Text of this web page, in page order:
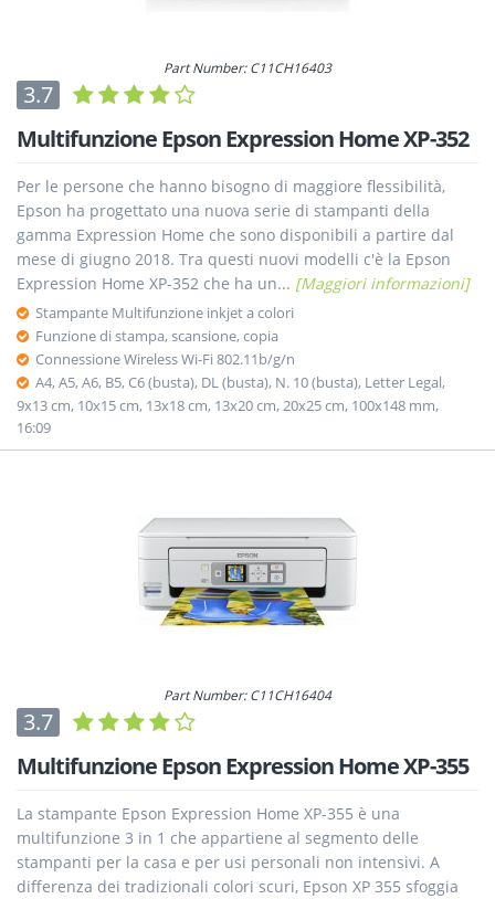
Part Number: C11CH16403
3.7
Multifunzione Epson Expression Home XP-352
Per le persone che hanno bisogno di maggiore flessibilità,
Epson ha progettato una nuova serie di stampanti della
gamma Expression Home che sono disponibili a partire dal
mese di giugno 2018. Tra questi nuovi modelli c'è la Epson
Expression Home XP-352 che ha un... [Maggiori informazioni]
Stampante Multifunzione inkjet a colori
Funzione di stampa, scansione, copia
Connessione Wireless Wi-Fi 802.11b/g/n
A4, A5, A6, B5, C6 (busta), DL (busta), N. 10 (busta), Letter Legal,
9x13 cm, 10x15 cm, 13x18 cm, 13x20 cm, 20x25 cm, 100x148 mm,
16:09
Part Number: C11CH16404
3.7
Multifunzione Epson Expression Home XP-355
La stampante Epson Expression Home XP-355 è una
multifunzione 3 in 1 che appartiene al segmento delle
stampanti per la casa e per usi personali non intensivi. A
differenza dei tradizionali colori scuri, Epson XP 355 sfoggia